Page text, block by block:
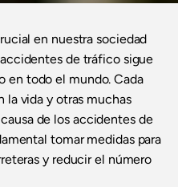
en nuestra sociedad
de tráfico sigue
en todo el mundo. Cada
la vida y otras muchas
de los accidentes de
tomar medidas para
y reducir el número